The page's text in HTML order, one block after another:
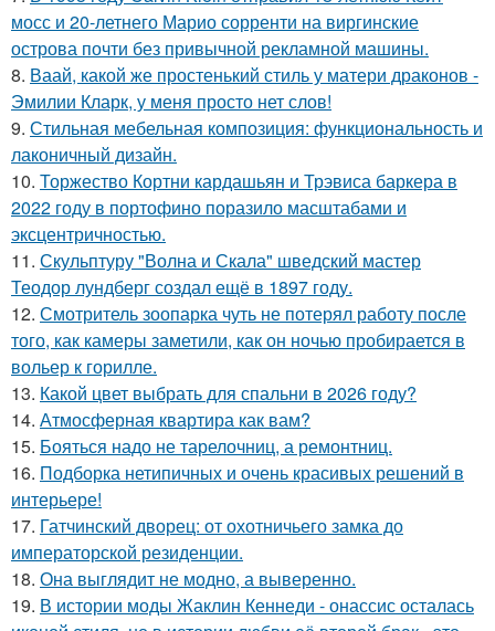
мосс и 20-летнего Марио сорренти на виргинские
острова почти без привычной рекламной машины.
8. Ваай, какой же простенький стиль у матери драконов -
Эмилии Кларк, у меня просто нет слов!
9. Стильная мебельная композиция: функциональность и
лаконичный дизайн.
10. Торжество Кортни кардашьян и Трэвиса баркера в
2022 году в портофино поразило масштабами и
эксцентричностью.
11. Скульптуру "Волна и Скала" шведский мастер
Теодор лундберг создал ещё в 1897 году.
12. Смотритель зоопарка чуть не потерял работу после
того, как камеры заметили, как он ночью пробирается в
вольер к горилле.
13. Какой цвет выбрать для спальни в 2026 году?
14. Атмосферная квартира как вам?
15. Бояться надо не тарелочниц, а ремонтниц.
16. Подборка нетипичных и очень красивых решений в
интерьере!
17. Гатчинский дворец: от охотничьего замка до
императорской резиденции.
18. Она выглядит не модно, а выверенно.
19. В истории моды Жаклин Кеннеди - онассис осталась